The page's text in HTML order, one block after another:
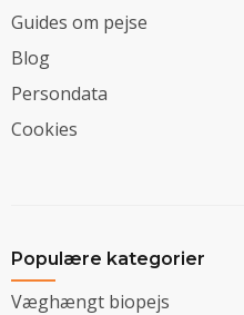
Guides om pejse
Blog
Persondata
Cookies
Populære kategorier
Væghængt biopejs